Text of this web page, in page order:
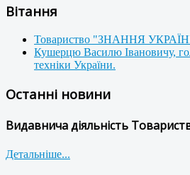
Вітання
Товариство "ЗНАННЯ
Кушерцю Василю Івановичу,
техніки України.
Останні новини
Видавнича діяльність
Детальніше...